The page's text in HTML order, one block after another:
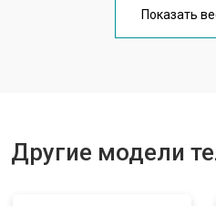
Замена кнопки включения
Показать
Другие модели